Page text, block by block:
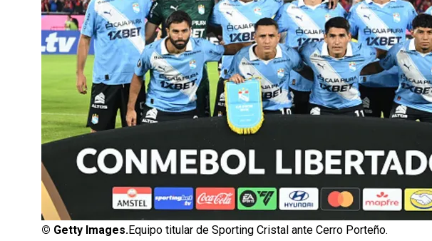
© Getty Images.Equipo titular de Sporting Cristal ante Cerro Porteño.